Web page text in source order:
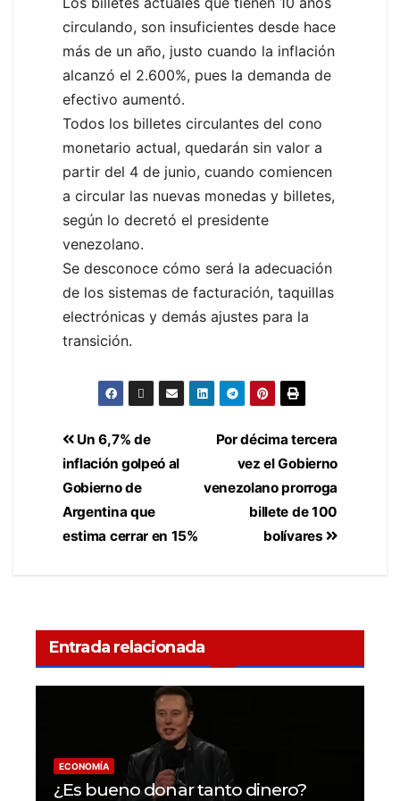
circulando, son insuficientes desde hace
más de un año, justo cuando la inflación
alcanzó el 2.600%, pues la demanda de
efectivo aumentó.
Todos los billetes circulantes del cono
monetario actual, quedarán sin valor a
partir del 4 de junio, cuando comiencen
a circular las nuevas monedas y billetes,
según lo decretó el presidente
venezolano.
Se desconoce cómo será la adecuación
de los sistemas de facturación, taquillas
electrónicas y demás ajustes para la
transición.
Por décima tercera
vez el Gobierno
venezolano prorroga
billete de 100
bolívares
Un 6,7% de
inflación golpeó al
Gobierno de
Argentina que
estima cerrar en 15%
Entrada relacionada
ECONOMÍA
¿Es bueno donar tanto dinero?